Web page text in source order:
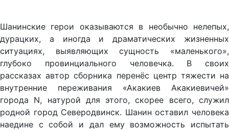
Шанинские герои оказываются в необычно нелепых,
дурацких, а иногда и драматических жизненных
ситуациях, выявляющих сущность «маленького»,
глубоко провинциального человечка. В своих
рассказах автор сборника перенёс центр тяжести на
внутренние переживания «Акакиев Акакиевичей»
города N, натурой для этого, скорее всего, служил
родной город Северодвинск. Шанин оставил человека
наедине с собой и дал ему возможность испытать